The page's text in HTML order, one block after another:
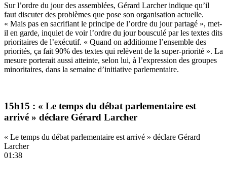
Sur l’ordre du jour des assemblées, Gérard Larcher indique qu’il
faut discuter des problèmes que pose son organisation actuelle.
« Mais pas en sacrifiant le principe de l’ordre du jour partagé », met-
il en garde, inquiet de voir l’ordre du jour bousculé par les textes dits
prioritaires de l’exécutif. « Quand on additionne l’ensemble des
priorités, ça fait 90% des textes qui relèvent de la super-priorité ». La
mesure porterait aussi atteinte, selon lui, à l’expression des groupes
minoritaires, dans la semaine d’initiative parlementaire.
15h15 : « Le temps du débat parlementaire est
arrivé » déclare Gérard Larcher
« Le temps du débat parlementaire est arrivé » déclare Gérard
Larcher
01:38